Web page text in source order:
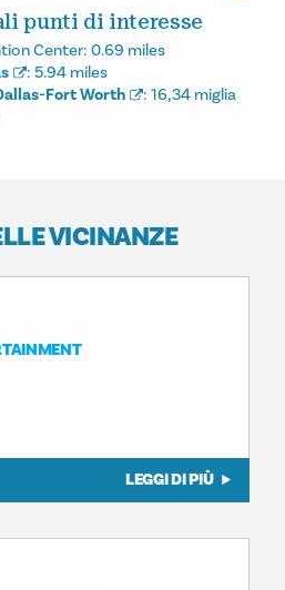
punti di interesse
Center: 0.69 miles
: 5.94 miles
Fort Worth
: 16,34 miglia
VICINANZE
LEGGI DI PIÙ